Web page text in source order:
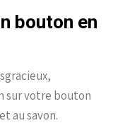
bouton en
sur votre bouton
au savon.